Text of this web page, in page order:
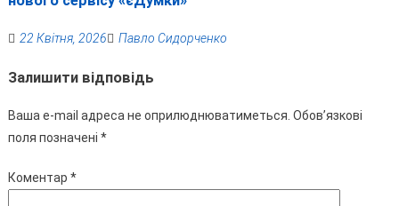
22 Квітня, 2026 Павло Сидорченко
Залишити відповідь
Ваша e-mail адреса не оприлюднюватиметься. Обов’язкові
поля позначені *
Коментар *